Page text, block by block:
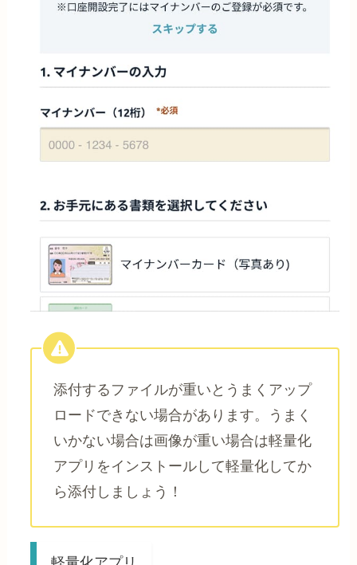
添付するファイルが重いとうまくアップ
ロードできない場合があります。うまく
いかない場合は画像が重い場合は軽量化
アプリをインストールして軽量化してか
ら添付しましょう！